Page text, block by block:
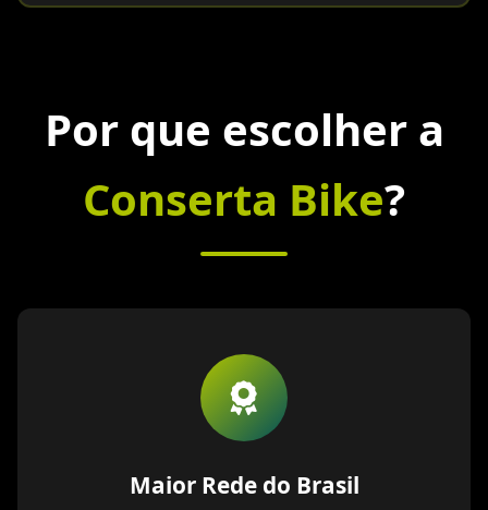
Por que escolher a
Conserta Bike?
Maior Rede do Brasil